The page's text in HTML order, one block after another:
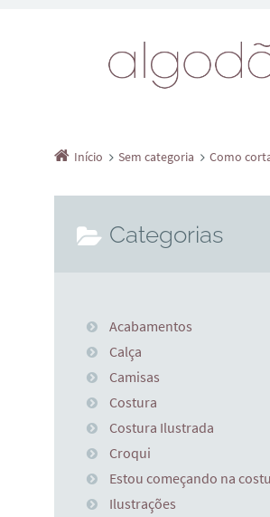
Início Sem categoria Como
Categorias
Acabamentos
Calça
Camisas
Costura
Costura Ilustrada
Croqui
Estou começando na
Ilustrações